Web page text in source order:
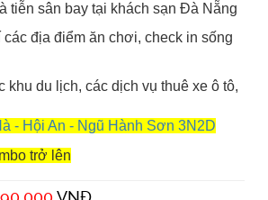
tiễn sân bay tại khách sạn Đà Nẵng
địa điểm ăn chơi, check in sống
khu du lịch, các dịch vụ thuê xe ô tô,
- Hội An- Ngũ Hành Sơn 3N2D
trở lên